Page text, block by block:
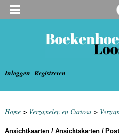
Inloggen Registreren
Home > Verzamelen en Curiosa >
Ansichtkaarten / Ansichtskarten /